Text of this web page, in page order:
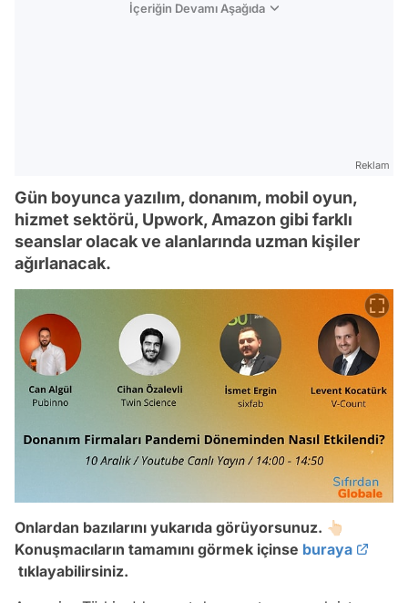
İçeriğin Devamı Aşağıda
Reklam
Gün boyunca yazılım, donanım, mobil oyun,
hizmet sektörü, Upwork, Amazon gibi farklı
seanslar olacak ve alanlarında uzman kişiler
ağırlanacak.
Onlardan bazılarını yukarıda görüyorsunuz. 👆🏻
Konuşmacıların tamamını görmek içinse buraya
tıklayabilirsiniz.